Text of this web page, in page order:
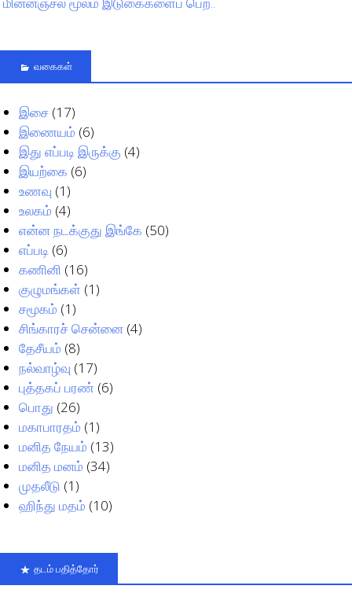
வகைகள்
இசை (17)
இணையம் (6)
இது எப்படி இருக்கு (4)
இயற்கை (6)
உணவு (1)
உலகம் (4)
என்ன நடக்குது இங்கே (50)
எப்படி (6)
கணினி (16)
குழுமங்கள் (1)
சமூகம் (1)
சிங்காரச் சென்னை (4)
தேசீயம் (8)
நல்வாழ்வு (17)
புத்தகப் பரண் (6)
பொது (26)
மகாபாரதம் (1)
மனித நேயம் (13)
மனித மனம் (34)
முதலீடு (1)
ஹிந்து மதம் (10)
தடம் பதித்தோர்